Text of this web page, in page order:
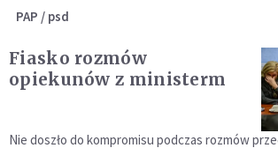
PAP / psd
Fiasko rozmów
opiekunów z ministerm
Nie doszło do kompromisu podczas rozmów